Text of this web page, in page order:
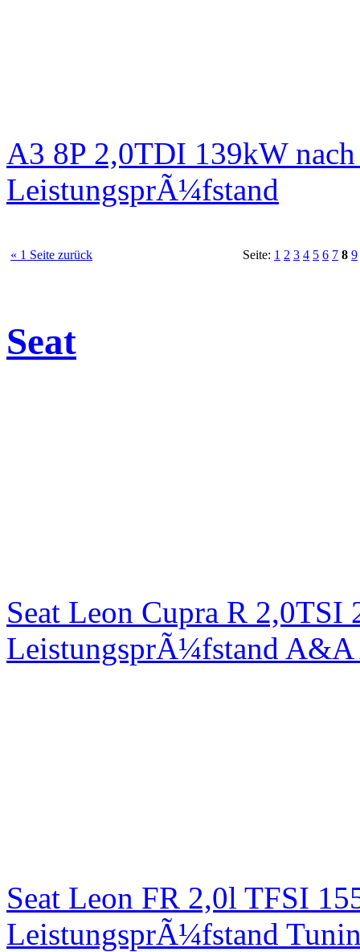
A3 8P 2,0TDI 139kW
LeistungsprÃ¼fstand
« 1 Seite zurück Seite: 1 2 3 4 5 6 7 8 9
Seat
Seat Leon Cupra R
LeistungsprÃ¼fstand
Seat Leon FR 2,0l TFSI
LeistungsprÃ¼fstand